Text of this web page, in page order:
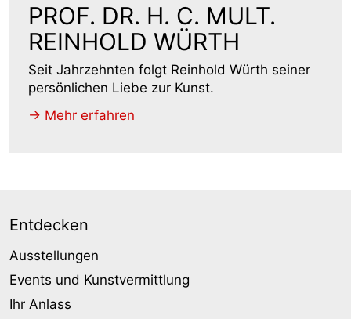
PROF. DR. H. C. MULT.
REINHOLD WÜRTH
Seit Jahrzehnten folgt Reinhold Würth seiner
persönlichen Liebe zur Kunst.
-> Mehr erfahren
Entdecken
Ausstellungen
Events und Kunstvermittlung
Ihr Anlass